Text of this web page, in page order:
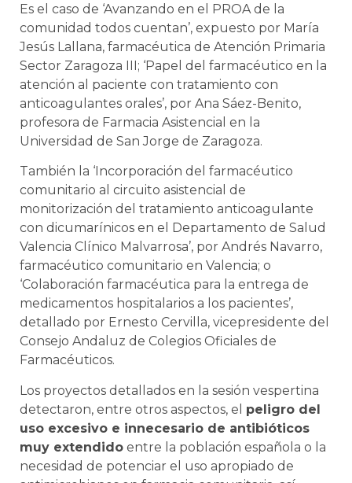
Es el caso de ‘Avanzando en el PROA de la
comunidad todos cuentan’, expuesto por María
Jesús Lallana, farmacéutica de Atención Primaria
Sector Zaragoza III; ‘Papel del farmacéutico en la
atención al paciente con tratamiento con
anticoagulantes orales’, por Ana Sáez-Benito,
profesora de Farmacia Asistencial en la
Universidad de San Jorge de Zaragoza.
También la ‘Incorporación del farmacéutico
comunitario al circuito asistencial de
monitorización del tratamiento anticoagulante
con dicumarínicos en el Departamento de Salud
Valencia Clínico Malvarrosa’, por Andrés Navarro,
farmacéutico comunitario en Valencia; o
‘Colaboración farmacéutica para la entrega de
medicamentos hospitalarios a los pacientes’,
detallado por Ernesto Cervilla, vicepresidente del
Consejo Andaluz de Colegios Oficiales de
Farmacéuticos.
Los proyectos detallados en la sesión vespertina
detectaron, entre otros aspectos, el peligro del
uso excesivo e innecesario de antibióticos
muy extendido entre la población española o la
necesidad de potenciar el uso apropiado de